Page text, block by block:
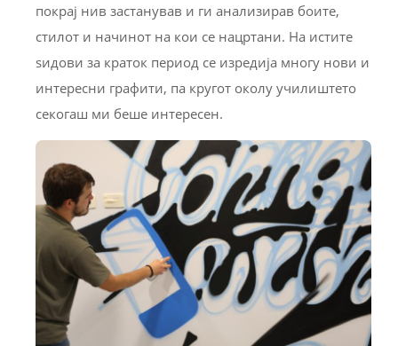
покрај нив застанував и ги анализирав боите,
стилот и начинот на кои се нацртани. На истите
ѕидови за краток период се изредија многу нови и
интересни графити, па кругот околу училиштето
секогаш ми беше интересен.